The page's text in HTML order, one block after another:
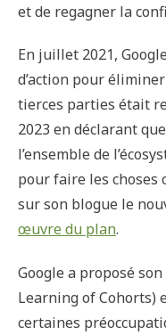
et de regagner la
En juillet 2021,
d’action pour
tierces parties était
2023 en déclarant
l’ensemble de
pour faire les choses
sur son blogue le
œuvre du plan.
Google a proposé
Learning of Cohorts)
certaines